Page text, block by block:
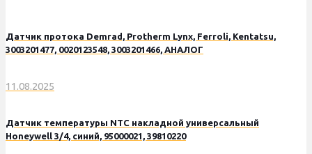
Датчик протока Demrad, Protherm Lynx, Ferroli, Kentatsu,
3003201477, 0020123548, 3003201466, АНАЛОГ
11.08.2025
Датчик температуры NTC накладной универсальный
Honeywell 3/4, синий, 95000021, 39810220